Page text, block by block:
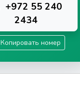
+972 55 240
2434
Копировать номер